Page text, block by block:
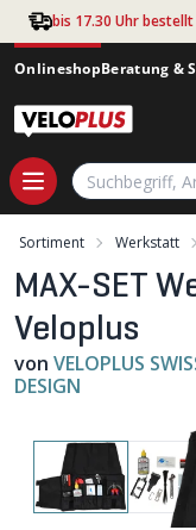
Zum Hauptinhalt
bis 17.30 Uhr
OnlineshopBeratung &
Sortiment Werkstatt
MAX-SET
Veloplus
von VELOPLUS
DESIGN